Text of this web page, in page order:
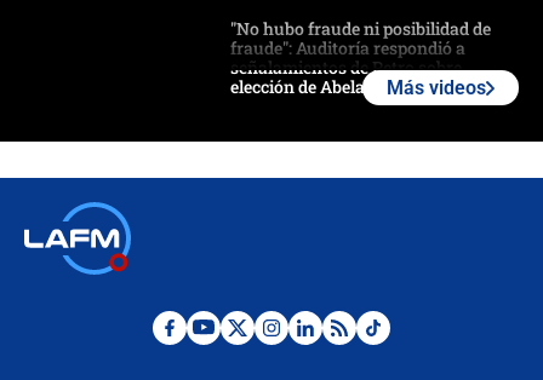
"No hubo fraude ni posibilidad de
fraude": Auditoría respondió a
señalamientos de Petro sobre
elección de Abelardo de La Espriella
🔴 EN VIVO | Noticiero La FM con
Más videos